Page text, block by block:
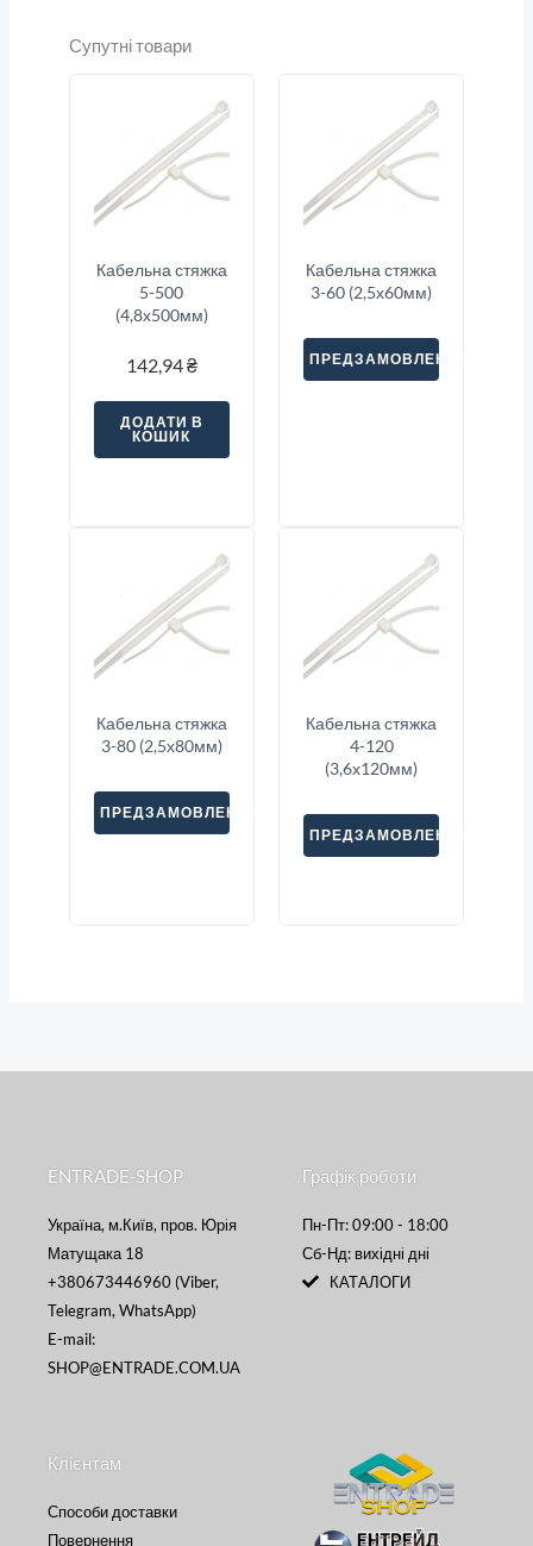
Супутні товари
Кабельна стяжка
5-500
(4,8х500мм)
142,94₴
ДОДАТИ В
КОШИК
Кабельна стяжка
3-60 (2,5х60мм)
ПРЕДЗАМОВЛЕННЯ
Кабельна стяжка
3-80 (2,5х80мм)
ПРЕДЗАМОВЛЕННЯ
Кабельна стяжка
4-120
(3,6х120мм)
ПРЕДЗАМОВЛЕННЯ
ENTRADE-SHOP
Україна, м.Київ, пров. Юрія
Матущака 18
+380673446960 (Viber,
Telegram, WhatsApp)
E-mail:
SHOP@ENTRADE.COM.UA
Графік роботи
Пн-Пт: 09:00 - 18:00
Сб-Нд: вихідні дні
КАТАЛОГИ
Клієнтам
Способи доставки
Повернення